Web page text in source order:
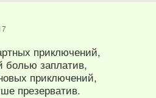
приключений,
болью заплатив,
приключений,
презерватив.